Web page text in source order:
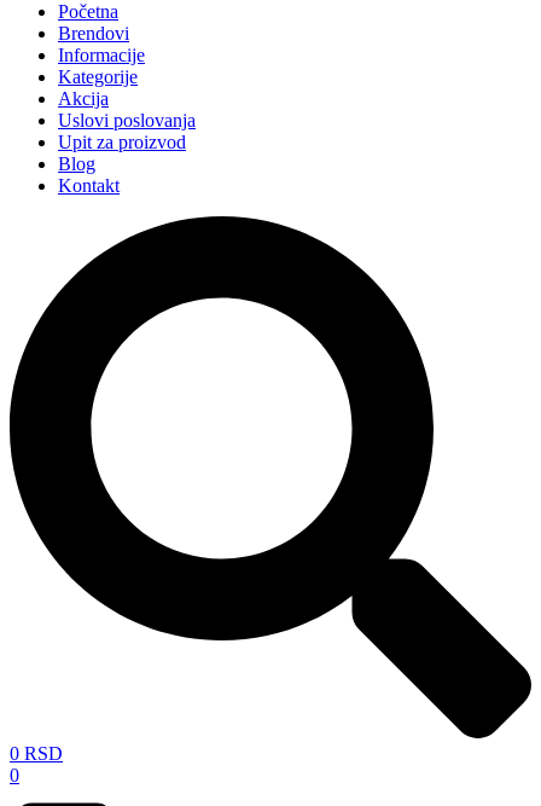
Početna
Brendovi
Informacije
Kategorije
Akcija
Uslovi poslovanja
Upit za proizvod
Blog
Kontakt
0 RSD
0